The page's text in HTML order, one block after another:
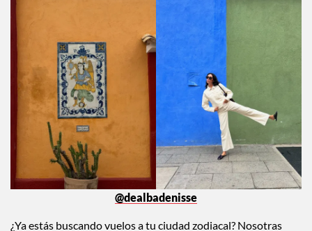
@dealbadenisse
¿Ya estás buscando vuelos a tu ciudad zodiacal? Nosotras